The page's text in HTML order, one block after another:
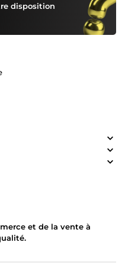
disposition
et de la vente à